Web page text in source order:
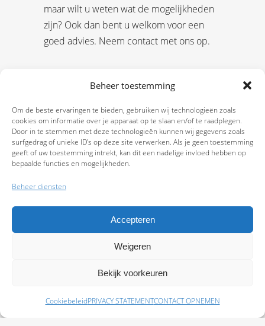
Beheer toestemming
Om de beste ervaringen te bieden, gebruiken wij technologieën zoals
cookies om informatie over je apparaat op te slaan en/of te raadplegen.
Door in te stemmen met deze technologieën kunnen wij gegevens zoals
surfgedrag of unieke ID's op deze site verwerken. Als je geen toestemming
geeft of uw toestemming intrekt, kan dit een nadelige invloed hebben op
bepaalde functies en mogelijkheden.
Beheer diensten
Accepteren
Weigeren
Bekijk voorkeuren
CookiebeleidPRIVACY STATEMENTCONTACT OPNEMEN
maar wilt u weten wat de mogelijkheden
zijn? Ook dan bent u welkom voor een
goed advies. Neem contact met ons op.
Schade melden Afspraak maken Polissen